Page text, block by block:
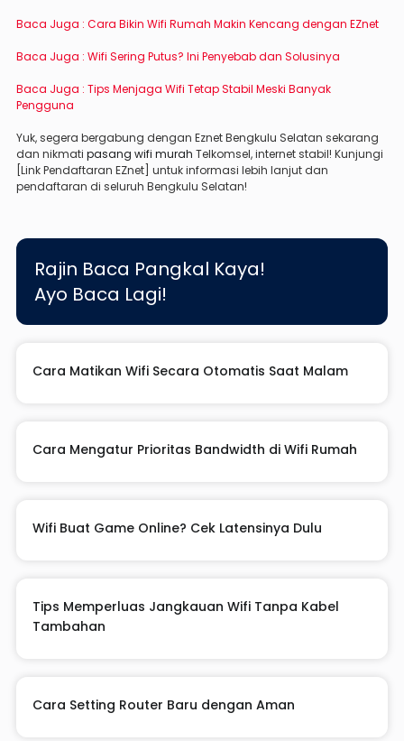
Baca Juga : Cara Bikin Wifi Rumah Makin Kencang dengan EZnet
Baca Juga : Wifi Sering Putus? Ini Penyebab dan Solusinya
Baca Juga : Tips Menjaga Wifi Tetap Stabil Meski Banyak
Pengguna
Yuk, segera bergabung dengan Eznet Bengkulu Selatan sekarang
dan nikmati pasang wifi murah Telkomsel, internet stabil! Kunjungi
[Link Pendaftaran EZnet] untuk informasi lebih lanjut dan
pendaftaran di seluruh Bengkulu Selatan!
Rajin Baca Pangkal Kaya!
Ayo Baca Lagi!
Cara Matikan Wifi Secara Otomatis Saat Malam
Cara Mengatur Prioritas Bandwidth di Wifi Rumah
Wifi Buat Game Online? Cek Latensinya Dulu
Tips Memperluas Jangkauan Wifi Tanpa Kabel
Tambahan
Cara Setting Router Baru dengan Aman